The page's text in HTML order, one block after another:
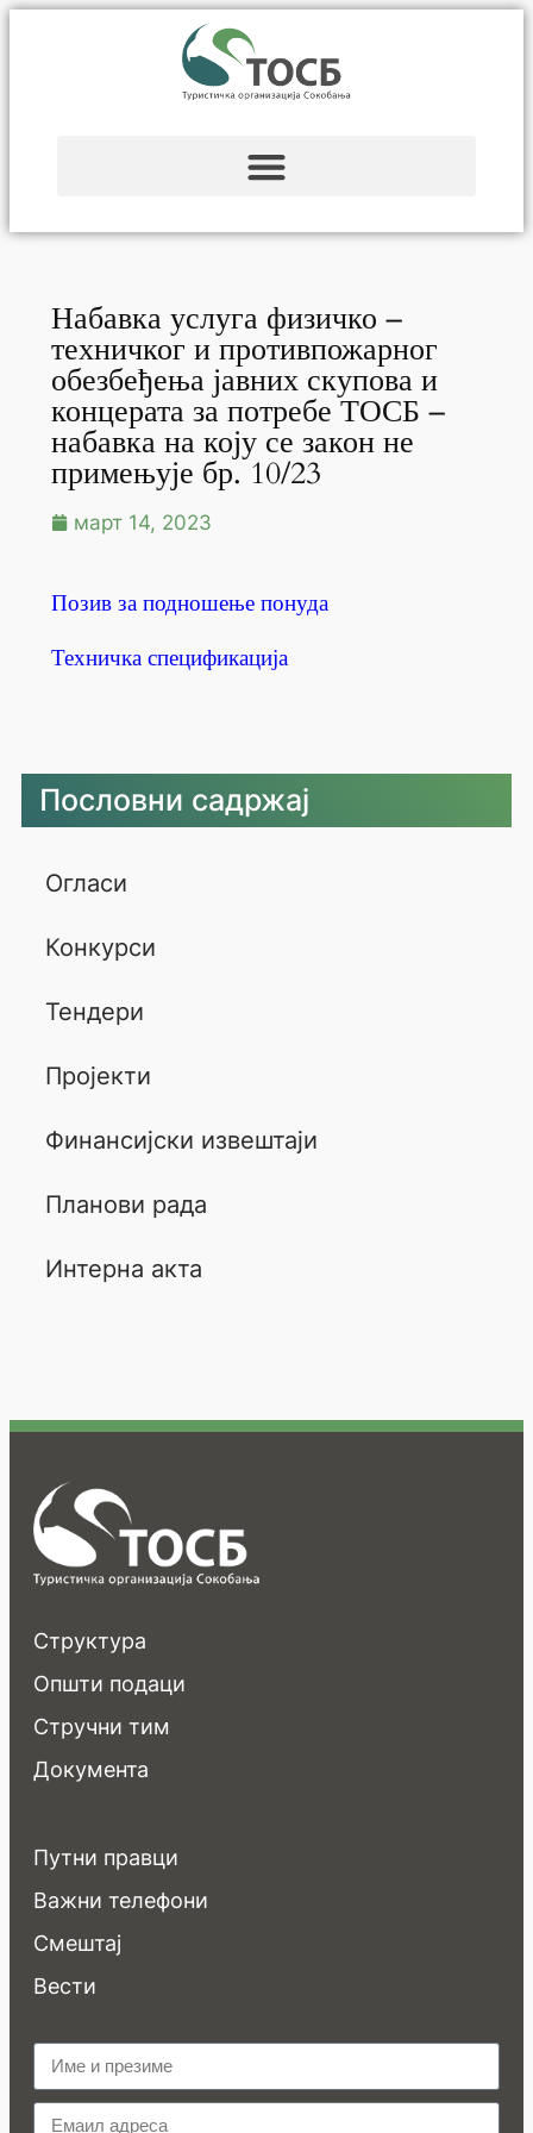
Пословни садржај
Огласи
Конкурси
Тендери
Пројекти
Финансијски извештаји
Планови рада
Интерна акта
Набавка услуга физичко –
техничког и противпожарног
обезбеђења јавних скупова и
концерата за потребе ТОСБ –
набавка на коју се закон не
примењује бр. 10/23
март 14, 2023
Позив за подношење понуда
Техничка спецификација
Структура
Општи подаци
Стручни тим
Документа
Путни правци
Важни телефони
Смештај
Вести